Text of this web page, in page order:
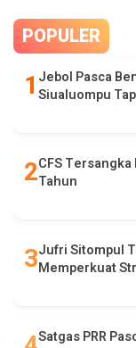
POPULER
Jebol Pasca
Siualuompu
CFS
Tahun
Jufri Sitompul
Memperkuat
Satgas PRR